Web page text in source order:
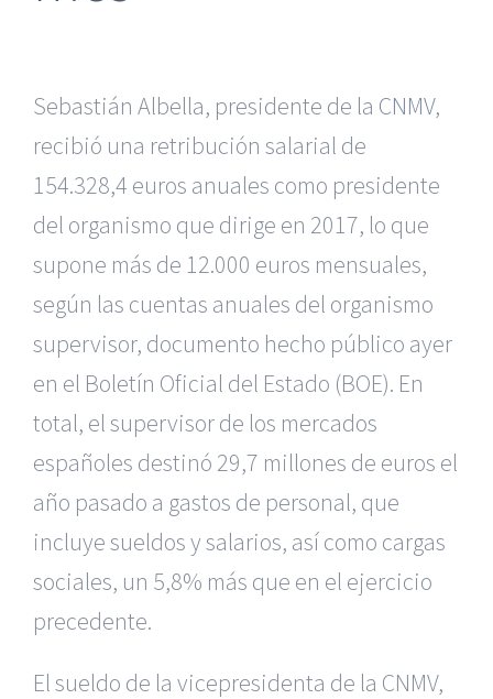
Sebastián Albella, presidente de la CNMV,
recibió una retribución salarial de
154.328,4 euros anuales como presidente
del organismo que dirige en 2017, lo que
supone más de 12.000 euros mensuales,
según las cuentas anuales del organismo
supervisor, documento hecho público ayer
en el Boletín Oficial del Estado (BOE). En
total, el supervisor de los mercados
españoles destinó 29,7 millones de euros el
año pasado a gastos de personal, que
incluye sueldos y salarios, así como cargas
sociales, un 5,8% más que en el ejercicio
precedente.
El sueldo de la vicepresidenta de la CNMV,